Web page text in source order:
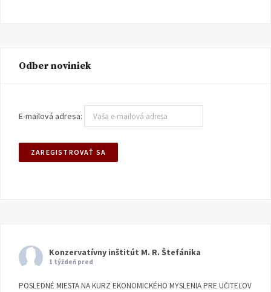
Odber noviniek
E-mailová adresa:
Konzervatívny inštitút M. R. Štefánika
1 týždeň pred
POSLEDNÉ MIESTA NA KURZ EKONOMICKÉHO MYSLENIA PRE UČITEĽOV